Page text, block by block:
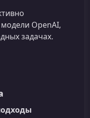
OpenAI,
задачах.